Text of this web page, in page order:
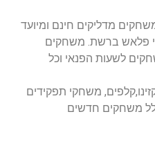
מאות משחקים מדליקים חינם ומיועד
פלאש ברשת. משחקים
לשעות הפנאי וכל
משחקי תפקידים
משחקים חדשים